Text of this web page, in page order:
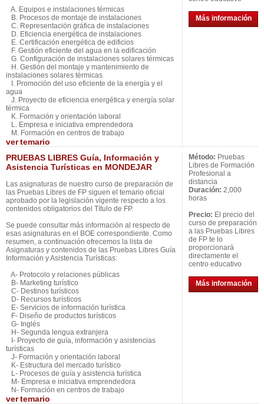
A. Equipos e instalaciones térmicas
B. Procesos de montaje de instalaciones
C. Representación gráfica de instalaciones
D. Eficiencia energética de instalaciones
E. Certificación energética de edificios
F. Gestión eficiente del agua en la edificación
G. Configuración de instalaciones solares térmicas
H. Gestión del montaje y mantenimiento de
instalaciones solares térmicas
I. Promoción del uso eficiente de la energía y el
agua
J. Proyecto de eficiencia energética y energía solar
térmica
K. Formación y orientación laboral
L. Empresa e iniciativa emprendedora
M. Formación en centros de trabajo
vertemario
Más información
PRUEBAS LIBRES Guía, Información y
Asistencia Turísticas en MONDEJAR
Las asignaturas de nuestro curso de preparación de
las Pruebas Libres de FP siguen el temario oficial
aprobado por la legislación vigente respecto a los
contenidos obligatorios del Título de FP.
Se puede consultar más información al respecto de
esas asignaturas en el BOE correspondiente. Como
resumen, a continuación ofrecemos la lista de
Asignaturas y contenidos de las Pruebas Libres Guía
Información y Asistencia Turísticas:
A- Protocolo y relaciones públicas
B- Marketing turístico
C- Destinos turísticos
D- Recursos turísticos
E- Servicios de información turística
F- Diseño de productos turísticos
G- Inglés
H- Segunda lengua extranjera
I- Proyecto de guía, información y asistencias
turísticas
J- Formación y orientación laboral
K- Estructura del mercado turístico
L- Procesos de guía y asistencia turística
M- Empresa e iniciativa emprendedora
N- Formación en centros de trabajo
vertemario
Método: Pruebas
Libres de Formación
Profesional a
distancia
Duración: 2,000
horas
Precio: El precio del
curso de preparación
a las Pruebas Libres
de FP te lo
proporcionará
directamente el
centro educativo
Más información